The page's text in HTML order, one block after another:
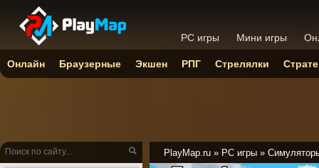
PlayMap.ru » PC игры »
PC игры Мини игры
Онлайн Браузерные Экшен РПГ Стрелялки